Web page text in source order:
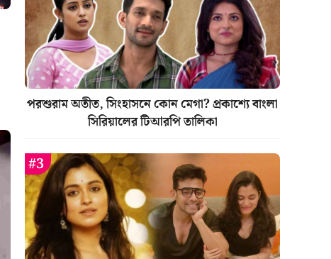
পরশুরাম অতীত, সিংহাসনে কোন মেগা? প্রকাশ্যে বাংলা
সিরিয়ালের টিআরপি তালিকা